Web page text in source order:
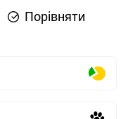
Порівняти